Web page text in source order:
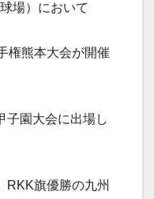
場）において
権熊本大会が開催
子園大会に出場し
RKK旗優勝の九州